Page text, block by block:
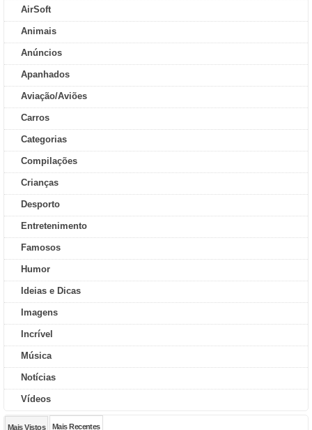
AirSoft
Animais
Anúncios
Apanhados
Aviação/Aviões
Carros
Categorias
Compilações
Crianças
Desporto
Entretenimento
Famosos
Humor
Ideias e Dicas
Imagens
Incrível
Música
Notícias
Vídeos
Mais Vistos Mais Recentes